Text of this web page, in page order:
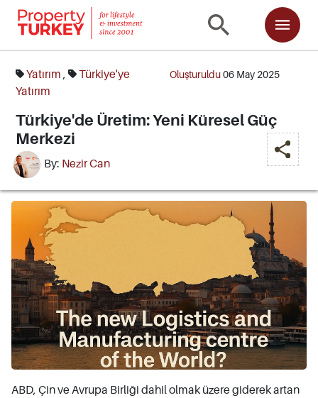
Yatırım ,
Türkiye'ye
Yatırım
Türkiye'de Üretim: Yeni Küresel Güç
Merkezi
By: Nezir Can
Oluşturuldu06 May 2025
ABD, Çin ve Avrupa Birliği dahil olmak üzere giderek artan